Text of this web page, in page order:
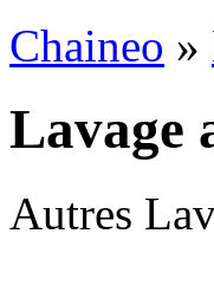
Chaineo »
Lavage
Autres